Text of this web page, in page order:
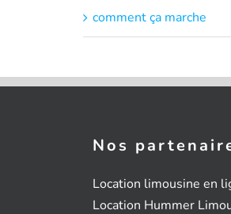
comment ça marche
Nos
Location limousine en
Location Hummer